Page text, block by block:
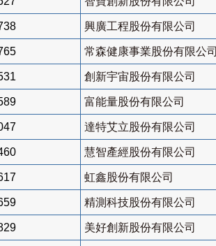
興廣工程股份有限公司
常森健康事業股份有限公司
創新宇宙股份有限公司
富能量股份有限公司
達特艾立股份有限公司
慧智產經股份有限公司
虹鑫股份有限公司
精測科技股份有限公司
美好創新股份有限公司